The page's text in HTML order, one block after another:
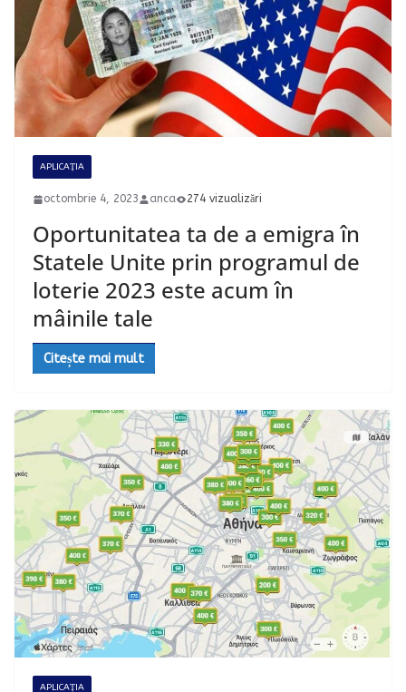
APLICAȚIA
octombrie 4, 2023 anca 274 vizualizări
Oportunitatea ta de a emigra în
Statele Unite prin programul de
loterie 2023 este acum în
mâinile tale
Citește mai mult
APLICAȚIA